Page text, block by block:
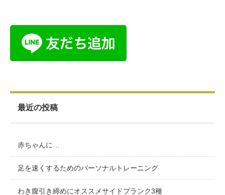
最近の投稿
赤ちゃんに…
足を速くするためのパーソナルトレーニング
わき腹引き締めにオススメサイドプランク3種